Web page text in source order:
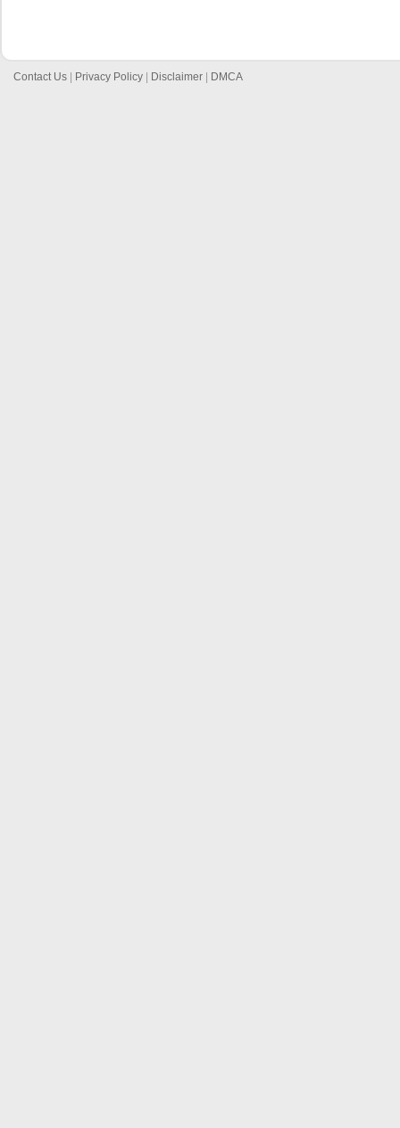
Contact Us Privacy Policy Disclaimer DMCA